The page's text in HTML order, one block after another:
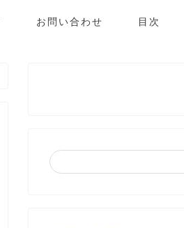
お問い合わせ 目次